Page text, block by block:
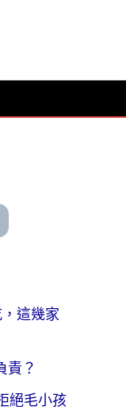
這幾家
責？
絕毛小孩